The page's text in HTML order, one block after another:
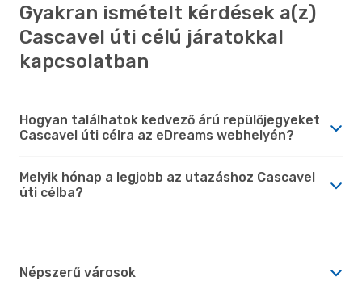
Gyakran ismételt kérdések a(z)
Cascavel úti célú járatokkal
kapcsolatban
Hogyan találhatok kedvező árú repülőjegyeket
Cascavel úti célra az eDreams webhelyén?
Melyik hónap a legjobb az utazáshoz Cascavel
úti célba?
Népszerű városok